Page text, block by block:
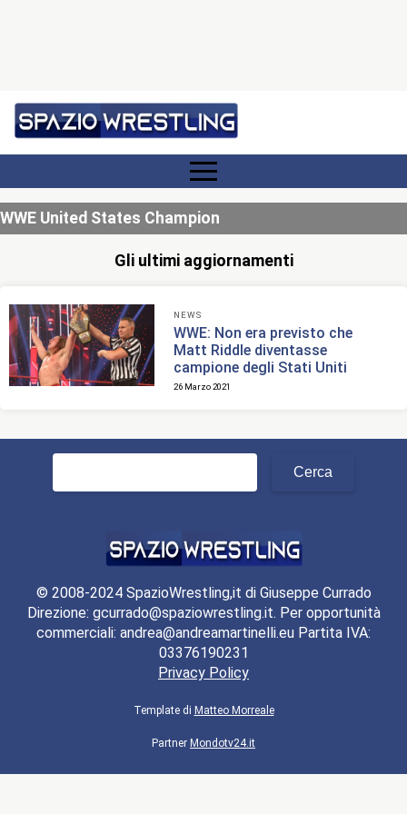
WWE United States Champion
Gli ultimi aggiornamenti
NEWS
WWE: Non era previsto che
Matt Riddle diventasse
campione degli Stati Uniti
26 Marzo 2021
Ricerca
© 2008-2024 SpazioWrestling,it di Giuseppe Currado
Direzione: gcurrado@spaziowrestling.it. Per opportunità
commerciali: andrea@andreamartinelli.eu Partita IVA:
03376190231
Privacy Policy
Template di Matteo Morreale
Partner Mondotv24.it